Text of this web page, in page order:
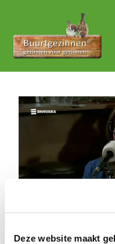
Deze website maakt